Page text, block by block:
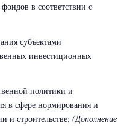
в соответствии с
субъектами
инвестиционных
политики и
в сфере нормирования и
и строительстве; (Дополнение